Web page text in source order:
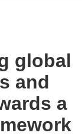
global
and
a